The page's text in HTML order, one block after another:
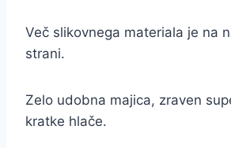
Več slikovnega materiala je na
strani.
Zelo udobna majica, zraven
kratke hlače.